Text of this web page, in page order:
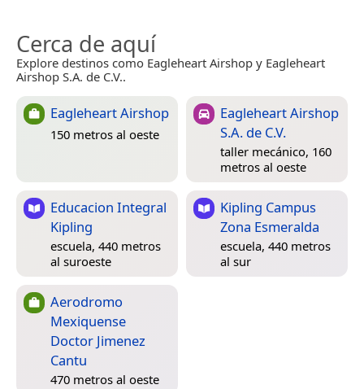
Cerca de aquí
Explore destinos como Eagleheart Airshop y Eagleheart
Airshop S.A. de C.V..
Eagleheart Airshop
150 metros al oeste
Eagleheart Airshop
S.A. de C.V.
taller mecánico, 160
metros al oeste
Educacion Integral
Kipling
escuela, 440 metros
al suroeste
Kipling Campus
Zona Esmeralda
escuela, 440 metros
al sur
Aerodromo
Mexiquense
Doctor Jimenez
Cantu
470 metros al oeste